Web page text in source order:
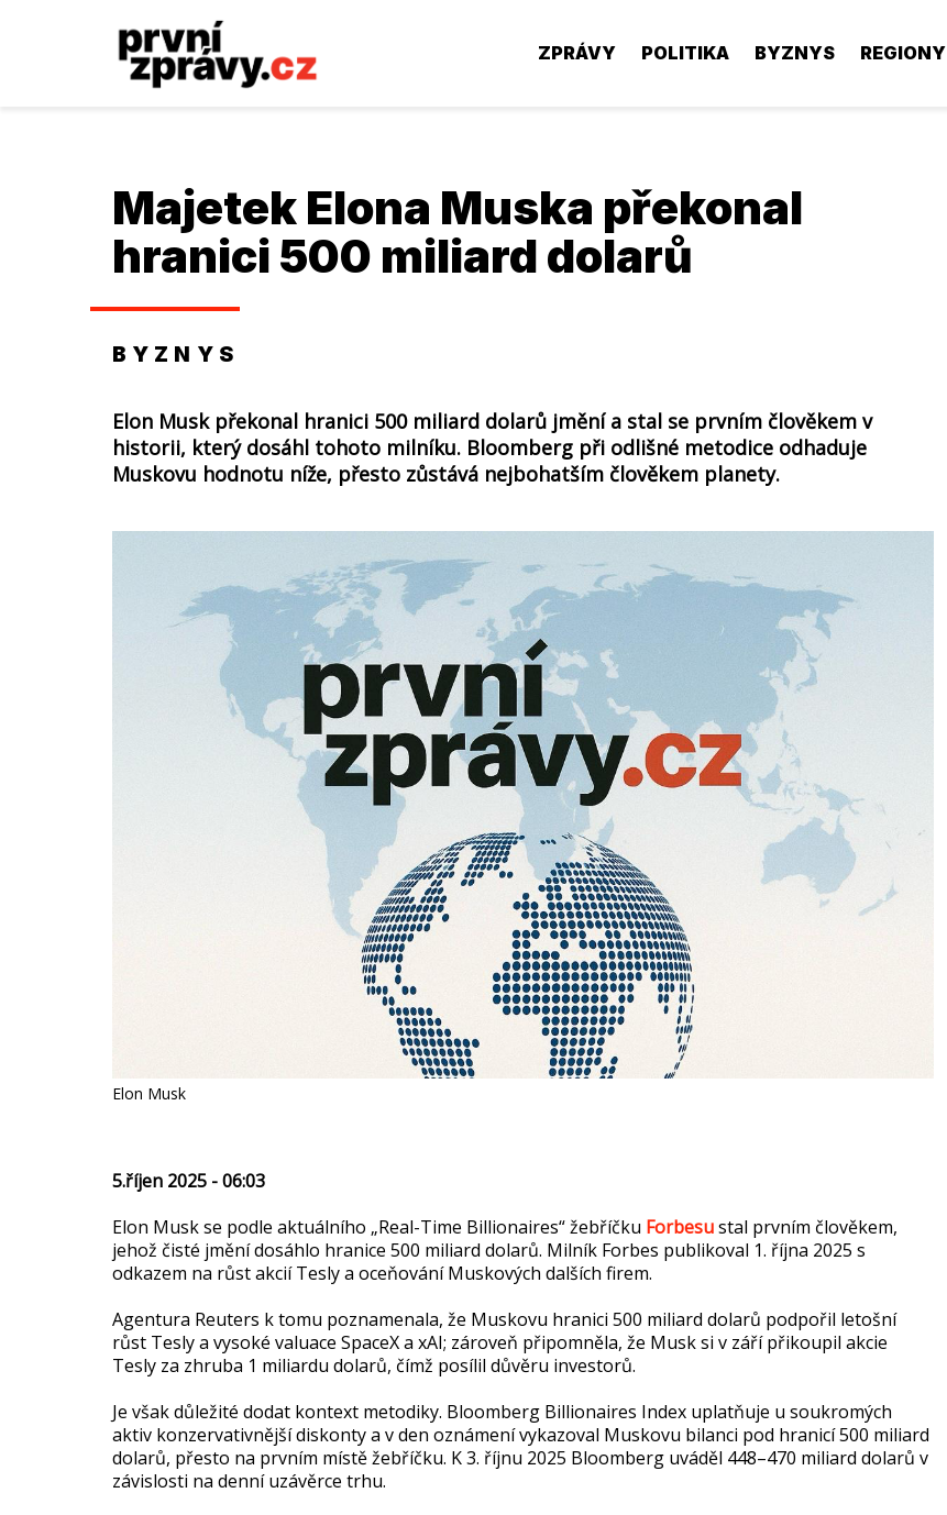
ZPRÁVY POLITIKA BYZNYS REGIONY
Majetek Elona Muska překonal
hranici 500 miliard dolarů
BYZNYS
Elon Musk překonal hranici 500 miliard dolarů jmění a stal se prvním člověkem v
historii, který dosáhl tohoto milníku. Bloomberg při odlišné metodice odhaduje
Muskovu hodnotu níže, přesto zůstává nejbohatším člověkem planety.
Elon Musk
5.říjen 2025 - 06:03
Elon Musk se podle aktuálního „Real-Time Billionaires“ žebříčku Forbesustal prvním člověkem,
jehož čisté jmění dosáhlo hranice 500 miliard dolarů. Milník Forbes publikoval 1. října 2025 s
odkazem na růst akcií Tesly a oceňování Muskových dalších firem.
Agentura Reuters k tomu poznamenala, že Muskovu hranici 500 miliard dolarů podpořil letošní
růst Tesly a vysoké valuace SpaceX a xAI; zároveň připomněla, že Musk si v září přikoupil akcie
Tesly za zhruba 1 miliardu dolarů, čímž posílil důvěru investorů.
Je však důležité dodat kontext metodiky. Bloomberg Billionaires Index uplatňuje u soukromých
aktiv konzervativnější diskonty a v den oznámení vykazoval Muskovu bilanci pod hranicí 500 miliard
dolarů, přesto na prvním místě žebříčku. K 3. říjnu 2025 Bloomberg uváděl 448–470 miliard dolarů v
závislosti na denní uzávěrce trhu.